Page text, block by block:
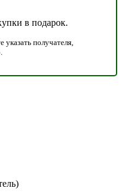
в подарок.
получателя,